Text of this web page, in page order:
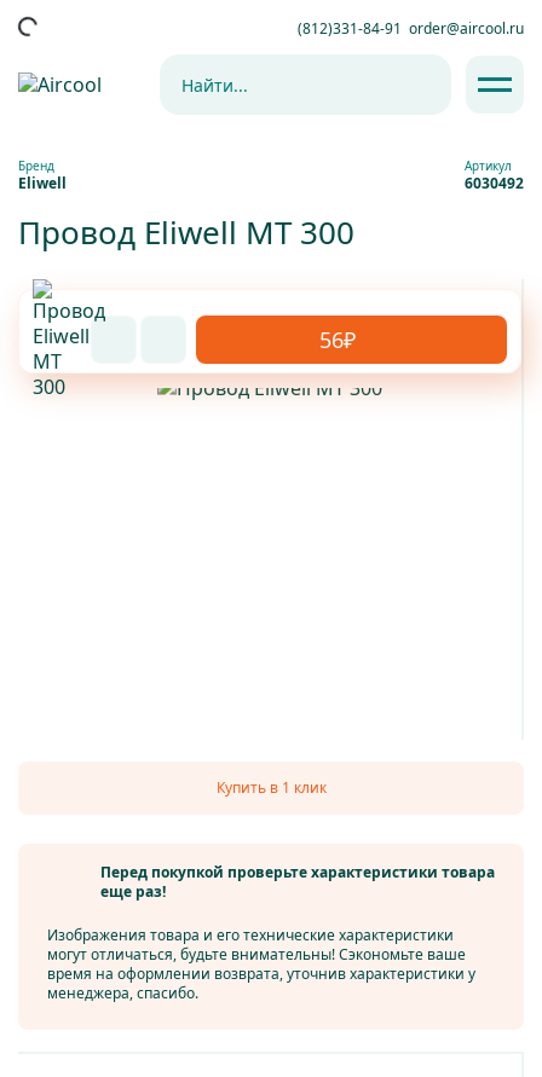
(812)331-84-91 order@aircool.ru
Бренд
Eliwell
Артикул
6030492
Провод Eliwell МТ 300
56₽
Купить в 1 клик
Перед покупкой проверьте характеристики товара
еще раз!
Изображения товара и его технические характеристики
могут отличаться, будьте внимательны! Сэкономьте ваше
время на оформлении возврата, уточнив характеристики у
менеджера, спасибо.